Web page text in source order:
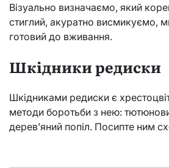
Візуально визначаємо, який
стиглий, акуратно висмикуємо,
готовий до вживання.
Шкідники редиски
Шкідниками редиски є
методи боротьби з нею:
дерев’яний попіл. Посипте ним